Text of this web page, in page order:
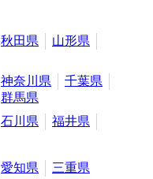
秋田県
山形県
神奈川県
千葉県
群馬県
石川県
福井県
愛知県 三重県